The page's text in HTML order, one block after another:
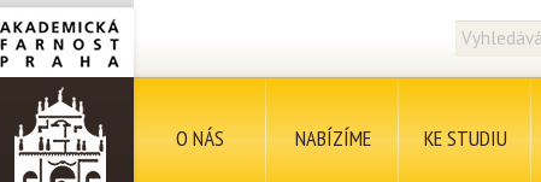
O NÁS NABÍZÍME KE STUDIU